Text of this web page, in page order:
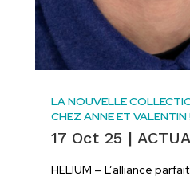
LA NOUVELLE
CHEZ ANNE ET VALENTIN
17 Oct 25 |
HELIUM — L’alliance